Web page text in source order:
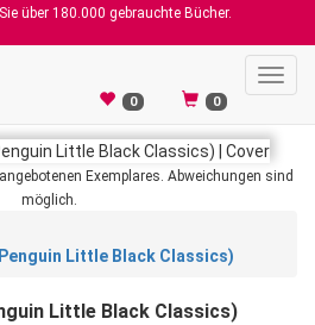
über 180.000 gebrauchte Bücher.
0 0
Exemplares. Abweichungen sind
möglich.
Little Black Classics)
Little Black Classics)